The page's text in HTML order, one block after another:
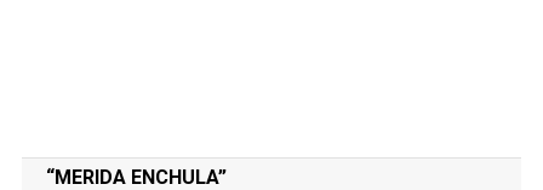
“MERIDA ENCHULA”